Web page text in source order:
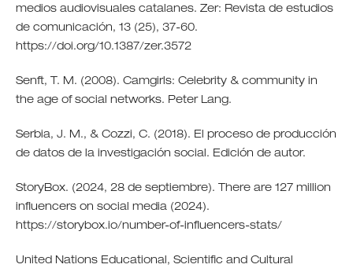
medios audiovisuales catalanes. Zer: Revista de estudios
de comunicación, 13 (25), 37-60.
https://doi.org/10.1387/zer.3572
Senft, T. M. (2008). Camgirls: Celebrity & community in
the age of social networks. Peter Lang.
Serbia, J. M., & Cozzi, C. (2018). El proceso de producción
de datos de la investigación social. Edición de autor.
StoryBox. (2024, 28 de septiembre). There are 127 million
influencers on social media (2024).
https://storybox.io/number-of-influencers-stats/
United Nations Educational, Scientific and Cultural